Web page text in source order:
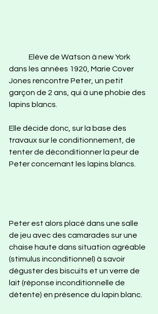
dans les années 1920, Marie Cover
Jones rencontre Peter, un petit
garçon de 2 ans, qui à une phobie des
lapins blancs.
Elle décide donc, sur la base des
travaux sur le conditionnement, de
tenter de déconditionner la peur de
Peter concernant les lapins blancs.
Peter est alors placé dans une salle
de jeu avec des camarades sur une
chaise haute dans situation agréable
(stimulus inconditionnel) à savoir
déguster des biscuits et un verre de
lait (réponse inconditionnelle de
détente) en présence du lapin blanc.